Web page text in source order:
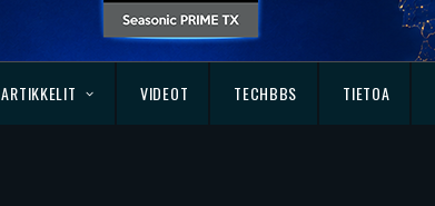
ARTIKKELIT VIDEOT TECHBBS TIETOA